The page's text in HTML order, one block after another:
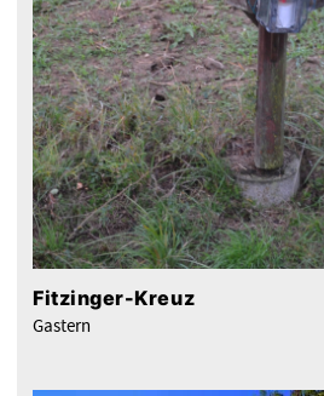
Fitzinger-Kreuz
Gastern